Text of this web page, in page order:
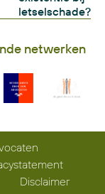
letselschade?
netwerken
Disclaimer